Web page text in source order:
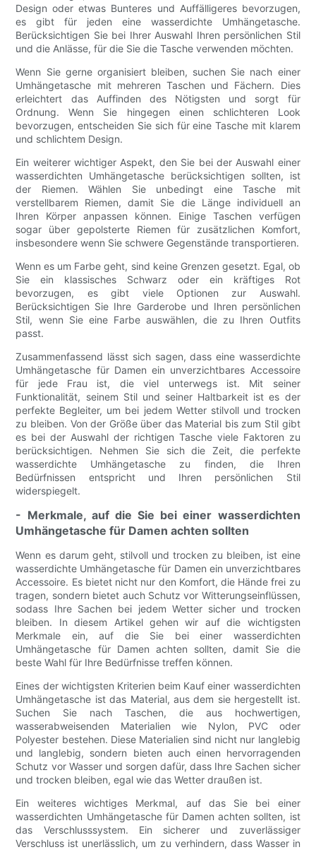
Design oder etwas Bunteres und Auffälligeres bevorzugen,
es gibt für jeden eine wasserdichte Umhängetasche.
Berücksichtigen Sie bei Ihrer Auswahl Ihren persönlichen Stil
und die Anlässe, für die Sie die Tasche verwenden möchten.
Wenn Sie gerne organisiert bleiben, suchen Sie nach einer
Umhängetasche mit mehreren Taschen und Fächern. Dies
erleichtert das Auffinden des Nötigsten und sorgt für
Ordnung. Wenn Sie hingegen einen schlichteren Look
bevorzugen, entscheiden Sie sich für eine Tasche mit klarem
und schlichtem Design.
Ein weiterer wichtiger Aspekt, den Sie bei der Auswahl einer
wasserdichten Umhängetasche berücksichtigen sollten, ist
der Riemen. Wählen Sie unbedingt eine Tasche mit
verstellbarem Riemen, damit Sie die Länge individuell an
Ihren Körper anpassen können. Einige Taschen verfügen
sogar über gepolsterte Riemen für zusätzlichen Komfort,
insbesondere wenn Sie schwere Gegenstände transportieren.
Wenn es um Farbe geht, sind keine Grenzen gesetzt. Egal, ob
Sie ein klassisches Schwarz oder ein kräftiges Rot
bevorzugen, es gibt viele Optionen zur Auswahl.
Berücksichtigen Sie Ihre Garderobe und Ihren persönlichen
Stil, wenn Sie eine Farbe auswählen, die zu Ihren Outfits
passt.
Zusammenfassend lässt sich sagen, dass eine wasserdichte
Umhängetasche für Damen ein unverzichtbares Accessoire
für jede Frau ist, die viel unterwegs ist. Mit seiner
Funktionalität, seinem Stil und seiner Haltbarkeit ist es der
perfekte Begleiter, um bei jedem Wetter stilvoll und trocken
zu bleiben. Von der Größe über das Material bis zum Stil gibt
es bei der Auswahl der richtigen Tasche viele Faktoren zu
berücksichtigen. Nehmen Sie sich die Zeit, die perfekte
wasserdichte Umhängetasche zu finden, die Ihren
Bedürfnissen entspricht und Ihren persönlichen Stil
widerspiegelt.
- Merkmale, auf die Sie bei einer wasserdichten
Umhängetasche für Damen achten sollten
Wenn es darum geht, stilvoll und trocken zu bleiben, ist eine
wasserdichte Umhängetasche für Damen ein unverzichtbares
Accessoire. Es bietet nicht nur den Komfort, die Hände frei zu
tragen, sondern bietet auch Schutz vor Witterungseinflüssen,
sodass Ihre Sachen bei jedem Wetter sicher und trocken
bleiben. In diesem Artikel gehen wir auf die wichtigsten
Merkmale ein, auf die Sie bei einer wasserdichten
Umhängetasche für Damen achten sollten, damit Sie die
beste Wahl für Ihre Bedürfnisse treffen können.
Eines der wichtigsten Kriterien beim Kauf einer wasserdichten
Umhängetasche ist das Material, aus dem sie hergestellt ist.
Suchen Sie nach Taschen, die aus hochwertigen,
wasserabweisenden Materialien wie Nylon, PVC oder
Polyester bestehen. Diese Materialien sind nicht nur langlebig
und langlebig, sondern bieten auch einen hervorragenden
Schutz vor Wasser und sorgen dafür, dass Ihre Sachen sicher
und trocken bleiben, egal wie das Wetter draußen ist.
Ein weiteres wichtiges Merkmal, auf das Sie bei einer
wasserdichten Umhängetasche für Damen achten sollten, ist
das Verschlusssystem. Ein sicherer und zuverlässiger
Verschluss ist unerlässlich, um zu verhindern, dass Wasser in